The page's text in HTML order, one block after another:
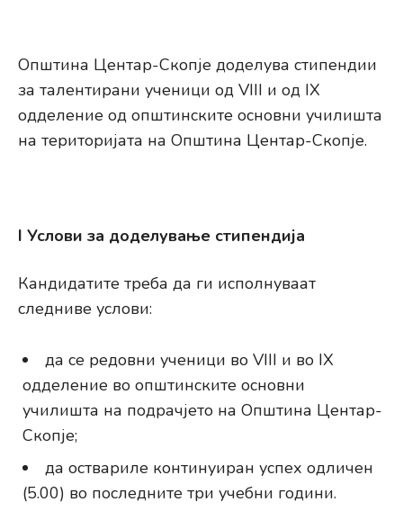
Општина Центар-Скопје доделува стипендии
за талентирани ученици од VIII и од IX
одделение од општинските основни училишта
на територијата на Општина Центар-Скопје.
I Услови за доделување стипендија
Кандидатите треба да ги исполнуваат
следниве услови:
да се редовни ученици во VIII и во IX
одделение во општинските основни
училишта на подрачјето на Општина Центар-
Скопје;
да оствариле континуиран успех одличен
(5.00) во последните три учебни години.